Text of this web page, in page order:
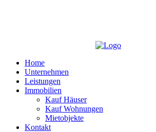
Home
Unternehmen
Leistungen
Immobilien
Kauf Häuser
Kauf Wohnungen
Mietobjekte
Kontakt